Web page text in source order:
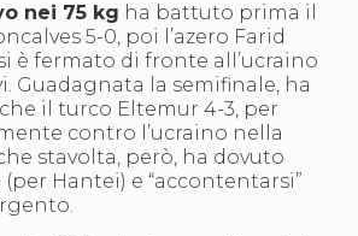
nei 75 kg ha battuto prima il
5-0, poi l’azero Farid
è fermato di fronte all’ucraino
Guadagnata la semifinale, ha
il turco Eltemur 4-3, per
contro l’ucraino nella
stavolta, però, ha dovuto
Hantei) e “accontentarsi”